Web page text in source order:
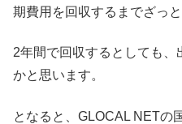
期費用を回収するまでざっ
2年間で回収するとしても、
かと思います。
となると、GLOCAL NETの